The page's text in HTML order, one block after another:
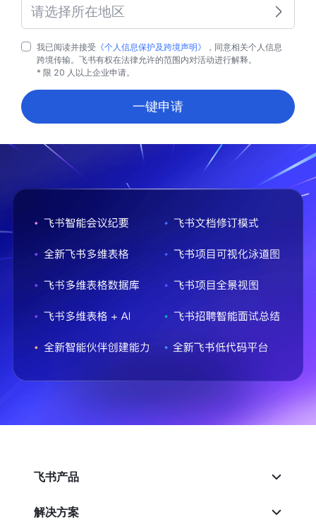
请选择所在地区
我已阅读并接受 《个人信息保护及跨境声明》
，同意相关个人信息
跨境传输。飞书有权在法律允许的范围内对活动进行解释。
* 限 20 人以上企业申请。
一键申请
飞书产品
解决方案